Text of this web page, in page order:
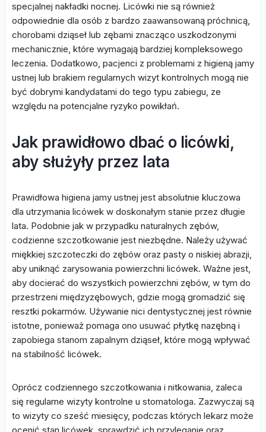
specjalnej nakładki nocnej. Licówki nie są również
odpowiednie dla osób z bardzo zaawansowaną próchnicą,
chorobami dziąseł lub zębami znacząco uszkodzonymi
mechanicznie, które wymagają bardziej kompleksowego
leczenia. Dodatkowo, pacjenci z problemami z higieną jamy
ustnej lub brakiem regularnych wizyt kontrolnych mogą nie
być dobrymi kandydatami do tego typu zabiegu, ze
względu na potencjalne ryzyko powikłań.
Jak prawidłowo dbać o licówki,
aby służyły przez lata
Prawidłowa higiena jamy ustnej jest absolutnie kluczowa
dla utrzymania licówek w doskonałym stanie przez długie
lata. Podobnie jak w przypadku naturalnych zębów,
codzienne szczotkowanie jest niezbędne. Należy używać
miękkiej szczoteczki do zębów oraz pasty o niskiej abrazji,
aby uniknąć zarysowania powierzchni licówek. Ważne jest,
aby docierać do wszystkich powierzchni zębów, w tym do
przestrzeni międzyzębowych, gdzie mogą gromadzić się
resztki pokarmów. Używanie nici dentystycznej jest równie
istotne, ponieważ pomaga ono usuwać płytkę nazębną i
zapobiega stanom zapalnym dziąseł, które mogą wpływać
na stabilność licówek.
Oprócz codziennego szczotkowania i nitkowania, zaleca
się regularne wizyty kontrolne u stomatologa. Zazwyczaj są
to wizyty co sześć miesięcy, podczas których lekarz może